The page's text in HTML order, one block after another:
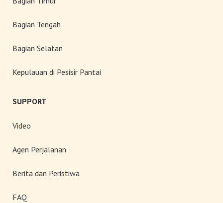
Bagian Tengah
Bagian Selatan
Kepulauan di Pesisir Pantai
SUPPORT
Video
Agen Perjalanan
Berita dan Peristiwa
FAQ